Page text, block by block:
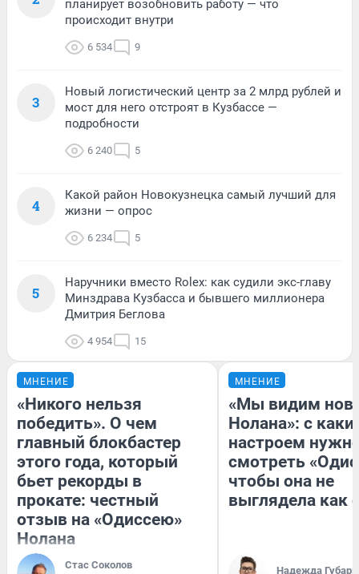
планирует возобновить работу — что
происходит внутри
6 534 9
3
Новый логистический центр за 2 млрд рублей и
мост для него отстроят в Кузбассе —
подробности
6 240 5
4
Какой район Новокузнецка самый лучший для
жизни — опрос
6 234 5
5
Наручники вместо Rolex: как судили экс-главу
Минздрава Кузбасса и бывшего миллионера
Дмитрия Беглова
4 954 15
МНЕНИЕ
«Никого нельзя
победить». О чем
главный блокбастер
этого года, который
бьет рекорды в
прокате: честный
отзыв на «Одиссею»
Нолана
Стас Соколов
МНЕНИЕ
«Мы видим
Нолана»: с
настроем
смотреть
чтобы она не
выглядела как
Надежда Губарь